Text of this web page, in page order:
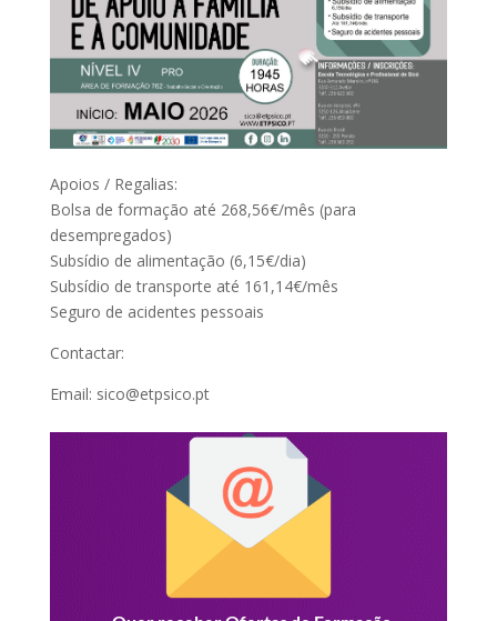
Apoios / Regalias:
Bolsa de formação até 268,56€/mês (para
desempregados)
Subsídio de alimentação (6,15€/dia)
Subsídio de transporte até 161,14€/mês
Seguro de acidentes pessoais
Contactar:
Email: sico@etpsico.pt